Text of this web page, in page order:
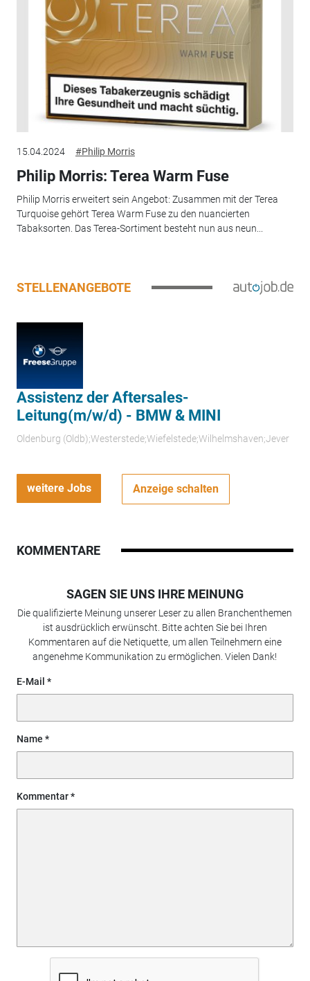
15.04.2024 #Philip Morris
Philip Morris: Terea Warm Fuse
Philip Morris erweitert sein Angebot: Zusammen mit der Terea
Turquoise gehört Terea Warm Fuse zu den nuancierten
Tabaksorten. Das Terea-Sortiment besteht nun aus neun...
STELLENANGEBOTE
Assistenz der Aftersales-
Leitung(m/w/d) - BMW & MINI
Oldenburg (Oldb);Westerstede;Wiefelstede;Wilhelmshaven;Jever
weitere Jobs Anzeige schalten
KOMMENTARE
SAGEN SIE UNS IHRE MEINUNG
Die qualifizierte Meinung unserer Leser zu allen Branchenthemen
ist ausdrücklich erwünscht. Bitte achten Sie bei Ihren
Kommentaren auf die Netiquette, um allen Teilnehmern eine
angenehme Kommunikation zu ermöglichen. Vielen Dank!
E-Mail
Name
Kommentar